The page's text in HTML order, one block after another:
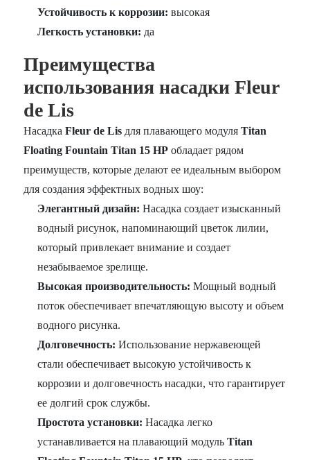
Устойчивость к коррозии: высокая
Легкость установки: да
Преимущества
использования насадки Fleur
de Lis
НасадкаFleur de Lis для плавающего модуляTitan
Floating Fountain Titan 15 HP обладает рядом
преимуществ, которые делают ее идеальным выбором
для создания эффектных водных шоу:
Элегантный дизайн: Насадка создает изысканный
водный рисунок, напоминающий цветок лилии,
который привлекает внимание и создает
незабываемое зрелище.
Высокая производительность: Мощный водный
поток обеспечивает впечатляющую высоту и объем
водного рисунка.
Долговечность: Использование нержавеющей
стали обеспечивает высокую устойчивость к
коррозии и долговечность насадки, что гарантирует
ее долгий срок службы.
Простота установки: Насадка легко
устанавливается на плавающий модульTitan